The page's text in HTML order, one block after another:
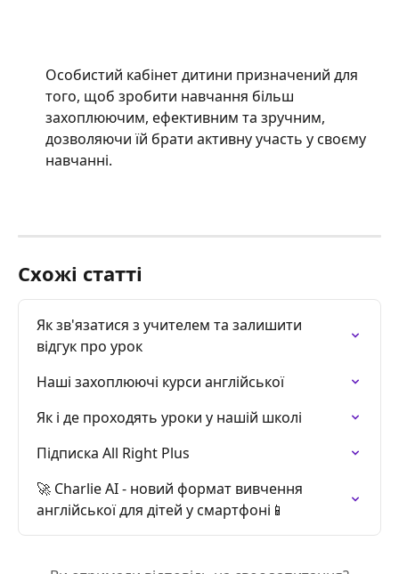
Особистий кабінет дитини призначений для
того, щоб зробити навчання більш
захоплюючим, ефективним та зручним,
дозволяючи їй брати активну участь у своєму
навчанні.
Схожі статті
Як зв'язатися з учителем та залишити
відгук про урок
Наші захоплюючі курси англійської
Як і де проходять уроки у нашій школі
Підписка All Right Plus
🚀 Charlie AI - новий формат вивчення
англійської для дітей у смартфоні📱